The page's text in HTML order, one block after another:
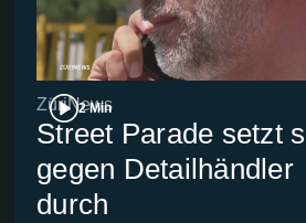
2 Min
ZüriNews
Street Parade setzt
gegen Detailhändler
durch